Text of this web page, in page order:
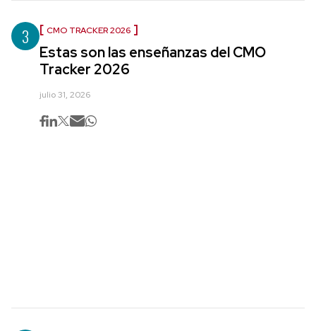
3 CMO TRACKER 2026
Estas son las enseñanzas del CMO
Tracker 2026
julio 31, 2026